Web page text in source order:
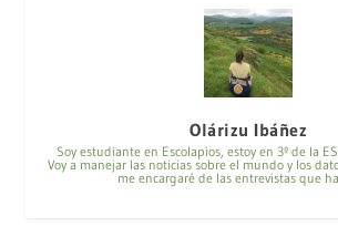
Olárizu Ibáñez
Soy estudiante en Escolapios, estoy en 3º de la
Voy a manejar las noticias sobre el mundo y los
me encargaré de las entrevistas que